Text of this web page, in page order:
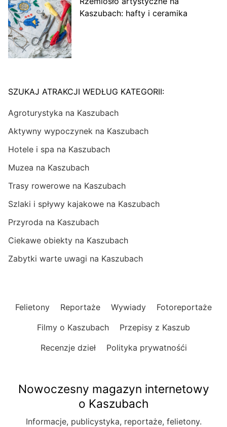
Kaszubach: hafty i ceramika
SZUKAJ ATRAKCJI WEDŁUG KATEGORII:
Agroturystyka na Kaszubach
Aktywny wypoczynek na Kaszubach
Hotele i spa na Kaszubach
Muzea na Kaszubach
Trasy rowerowe na Kaszubach
Szlaki i spływy kajakowe na Kaszubach
Przyroda na Kaszubach
Ciekawe obiekty na Kaszubach
Zabytki warte uwagi na Kaszubach
Felietony Reportaże Wywiady
Fotoreportaże
Filmy o Kaszubach
Przepisy z Kaszub
Recenzje dzieł
Polityka prywatnośći
Nowoczesny magazyn internetowy
o Kaszubach
Informacje, publicystyka, reportaże, felietony.